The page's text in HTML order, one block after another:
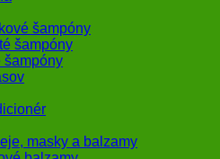
šampóny
šampóny
šampóny
masky a balzamy